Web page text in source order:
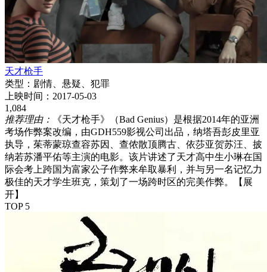
天才枪手
类型： 剧情、悬疑、犯罪
上映时间： 2017-05-03
1,084
推荐理由：
《天才枪手》（Bad Genius）是根据2014年的亚洲
考场作弊案改编，由GDH559影视公司出品，纳塔吾彭皮里亚
执导，茱蒂蒙琼查容苏因、查侬散顶腾古、依莎亚贺苏汪、披
纳若苏潘平佑等主演的电影。该片讲述了天才高中生小琳在国
际会考上跨国为富家公子作弊来牟取暴利，并与另一名记忆力
极佳的天才学生班克，策划了一场跨时区的完美作弊。
【展
开】
TOP 5